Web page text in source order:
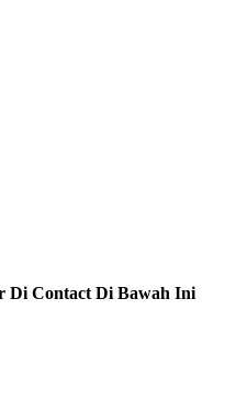
Di Contact Di Bawah Ini